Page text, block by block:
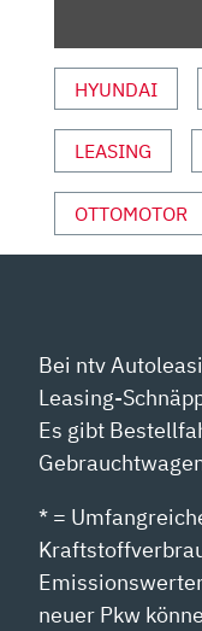
CONNY
POLTERSDORF“
VON
YOUTUBE
HYUNDAI
LEASING
OTTOMOTOR
Bei ntv
Leasing-
Es gibt
* =
neuer Pkw